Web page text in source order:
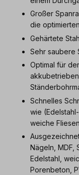
Großer
die
Gehärtete
Sehr saubere
Optimal für
Schnelles
wie
weiche
Nägeln, MDF,
Edelstahl,
Porenbeton,